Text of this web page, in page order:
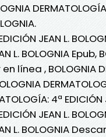
JEAN L.
L. BOLOGNIA Epub,
en línea , BOLOGNIA
4ª
JEAN L.
L. BOLOGNIA